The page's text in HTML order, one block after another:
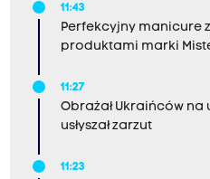
11:43
Perfekcyjny manicure
produktami marki
11:27
Obrażał Ukraińców na
usłyszał zarzut
11:23